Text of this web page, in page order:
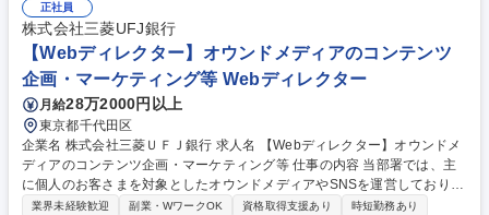
正社員
株式会社三菱UFJ銀行
【Webディレクター】オウンドメディアのコンテンツ
企画・マーケティング等 Webディレクター
月給28万2000円以上
東京都千代田区
企業名 株式会社三菱ＵＦＪ銀行 求人名 【Webディレクター】オウンドメ
ディアのコンテンツ企画・マーケティング等 仕事の内容 当部署では、主
に個人のお客さまを対象としたオウンドメディアやSNSを運営しており、
一般的な金融知識や自社サービスについての理解が深まるコンテンツを発
業界未経験歓迎 副業・WワークOK 資格取得支援あり
時短勤務あり